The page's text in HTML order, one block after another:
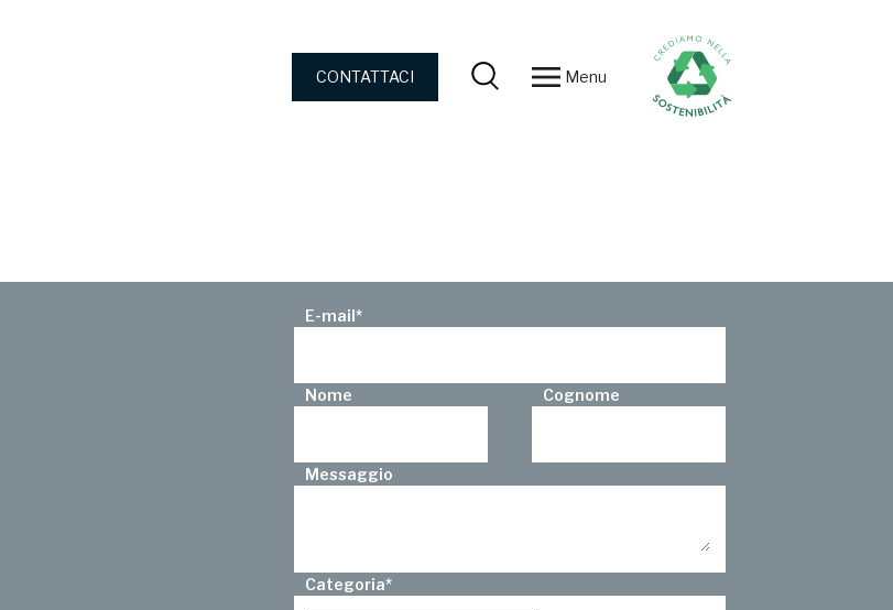
CONTATTACI Menu
E-mail*
Nome Cognome
Messaggio
Categoria*